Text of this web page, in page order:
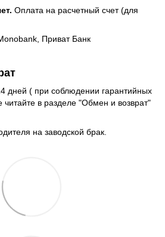
Оплата на расчетный счет (для
Приват Банк
дней ( при соблюдении гарантийных
в разделе "Обмен и возврат"
на заводской брак.